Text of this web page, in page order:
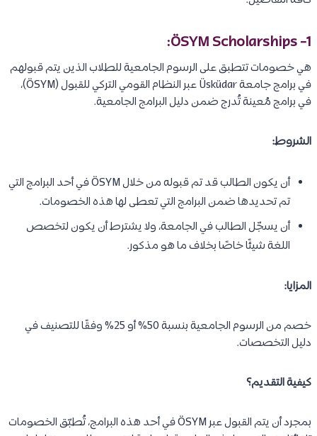
1- ÖSYM Scholarships:
هي خصومات تتطبق على الرسوم الجامعية للطلاب الذين يتم قبولهم
في برامج جامعة Üsküdar عبر النظام القومي التركي للقبول (ÖSYM)،
في برامج مُعينة تُدرج ضمن دليل البرامج الجامعية.
الشروط:
أن يكون الطالب قد تم قبوله من خلال ÖSYM في أحد البرامج التي
تم تحديدها ضمن البرامج التي تعطى لها هذه الخصومات.
أن يسجّل الطالب في الجامعة، ولا يشترط أن يكون لتخصص
اللغة شيئًا خاصًا بخلاف ما هو مذكور.
المزايا:
خصم من الرسوم الجامعية بنسبة 50% أو 25% وفقًا للتصنيف في
دليل التخصصات.
كيفية التقديم؟
بمجرد أن يتم القبول عبر ÖSYM في أحد هذه البرامج، تُطبّق الخصومات